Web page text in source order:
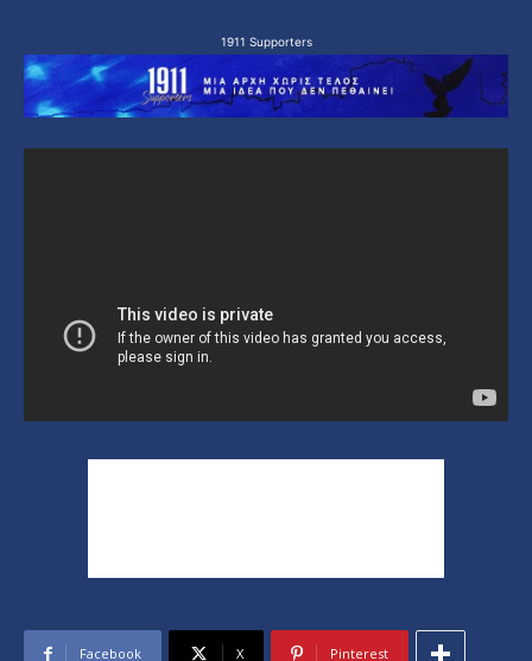
1911 Supporters
Facebook X Pinterest